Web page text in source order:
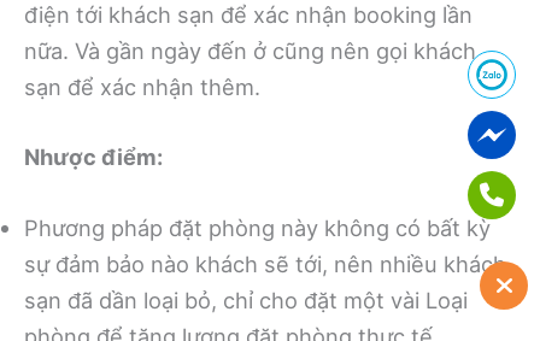
điện tới khách sạn để xác nhận booking lần
nữa. Và gần ngày đến ở cũng nên gọi khách
sạn để xác nhận thêm.
Nhược điểm:
Phương pháp đặt phòng này không có bất kỳ
sự đảm bảo nào khách sẽ tới, nên nhiều khách
sạn đã dần loại bỏ, chỉ cho đặt một vài Loại